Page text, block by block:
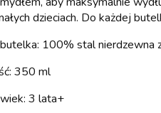
dzieciach. Do każdej
butelka: 100% stal
350 ml
3 lata+